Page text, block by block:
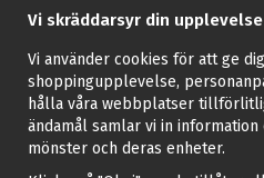
Vi skräddarsyr din upplevelse
Vi använder cookies för att ge
shoppingupplevelse,
hålla våra webbplatser
ändamål samlar vi in information
mönster och deras enheter.